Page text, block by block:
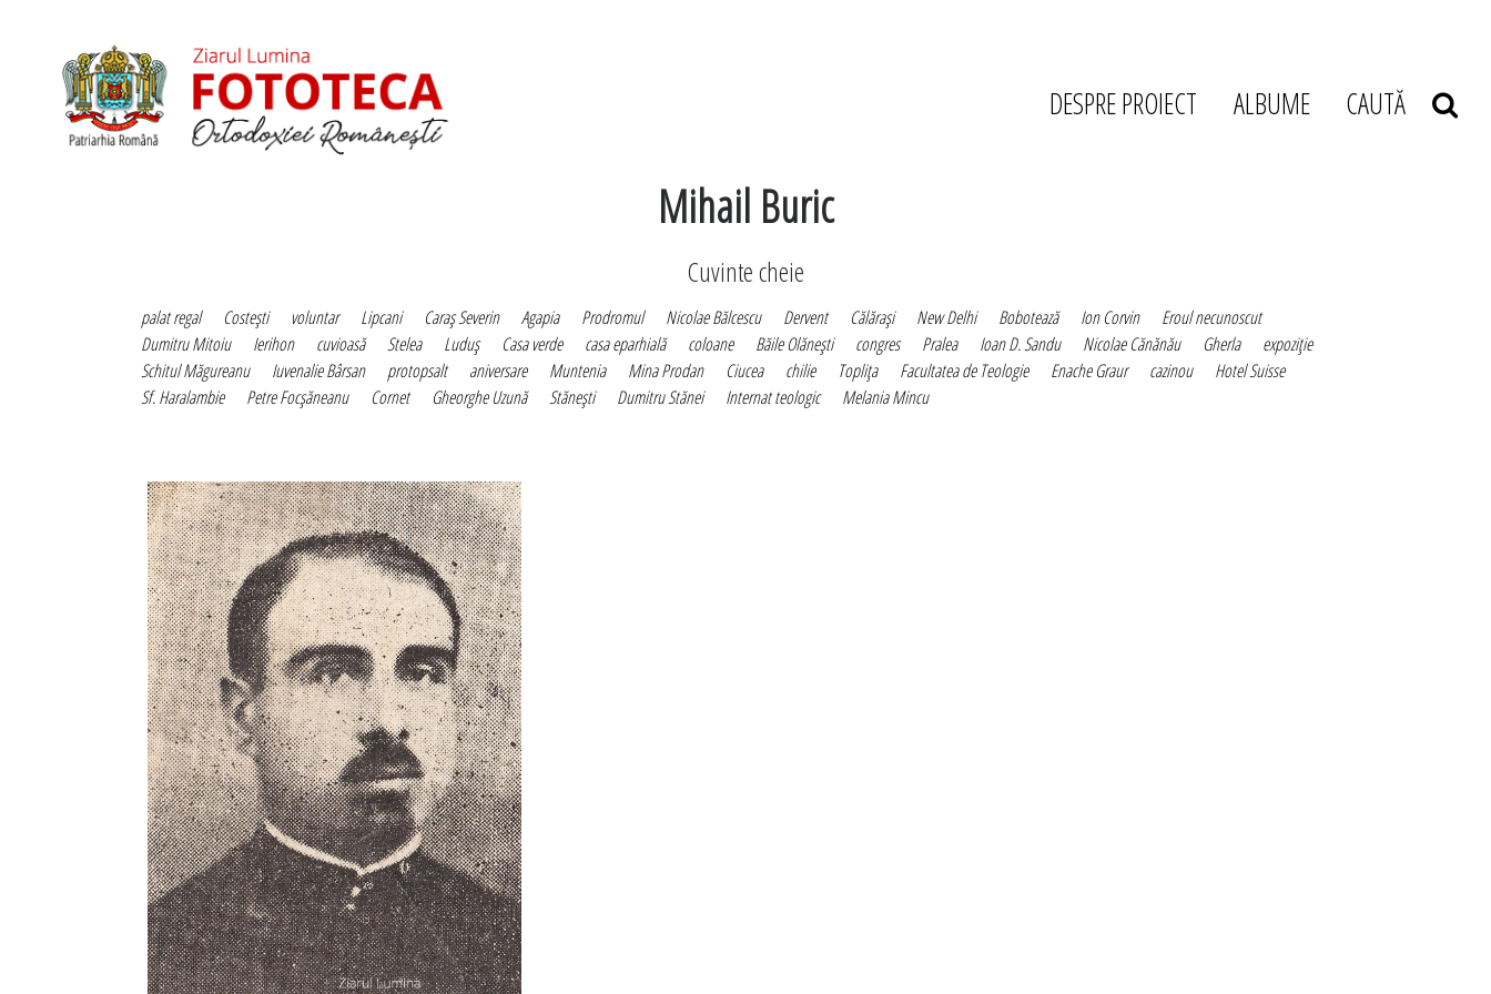
DESPRE PROIECT ALBUME CAUTĂ
Mihail Buric
Cuvinte cheie
palat regal Costeşti voluntar Lipcani Caraş Severin Agapia Prodromul Nicolae Bălcescu Dervent Călăraşi New Delhi Bobotează Ion Corvin
Eroul necunoscut
Dumitru Mitoiu
Ierihon cuvioasă Stelea Luduş Casa verde casa eparhială coloane Băile Olăneşti congres Pralea Ioan D. Sandu Nicolae Cănănău Gherla
expoziţie
Schitul Măgureanu
Iuvenalie Bârsan protopsalt aniversare Muntenia Mina Prodan Ciucea chilie Topliţa Facultatea de Teologie Enache Graur cazinou
Hotel Suisse
Sf. Haralambie
Petre Focşăneanu Cornet Gheorghe Uzună Stăneşti Dumitru Stănei Internat teologic Melania Mincu